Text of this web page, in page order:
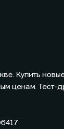
Купить
ценам. Тест-